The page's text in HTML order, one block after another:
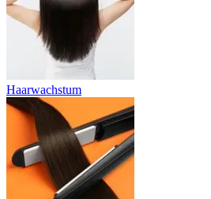
Haarwachstum